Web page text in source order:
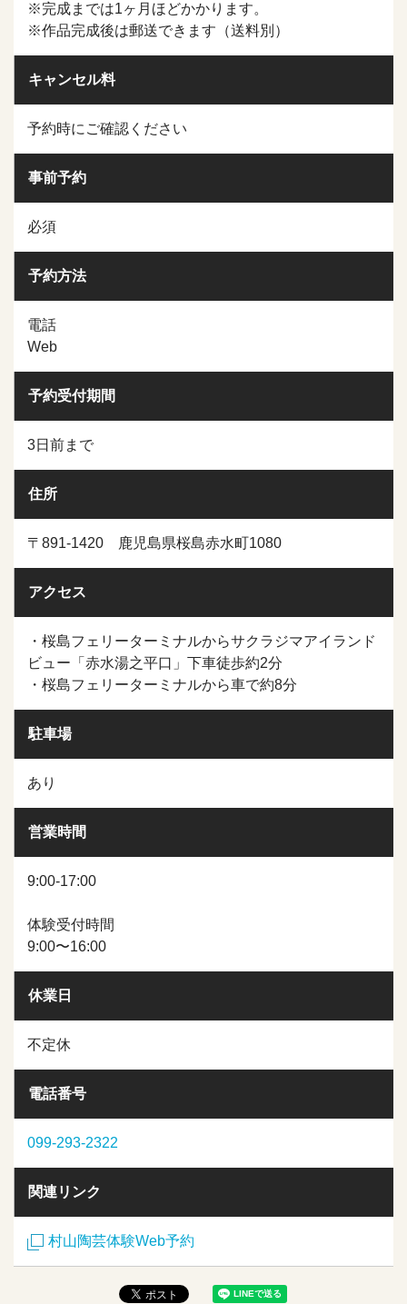
※完成までは1ヶ月ほどかかります。
※作品完成後は郵送できます（送料別）
キャンセル料
予約時にご確認ください
事前予約
必須
予約方法
電話
Web
予約受付期間
3日前まで
住所
〒891-1420 鹿児島県桜島赤水町1080
アクセス
・桜島フェリーターミナルからサクラジマアイランド
ビュー「赤水湯之平口」下車徒歩約2分
・桜島フェリーターミナルから車で約8分
駐車場
あり
営業時間
9:00-17:00
体験受付時間
9:00〜16:00
休業日
不定休
電話番号
099-293-2322
関連リンク
村山陶芸体験Web予約